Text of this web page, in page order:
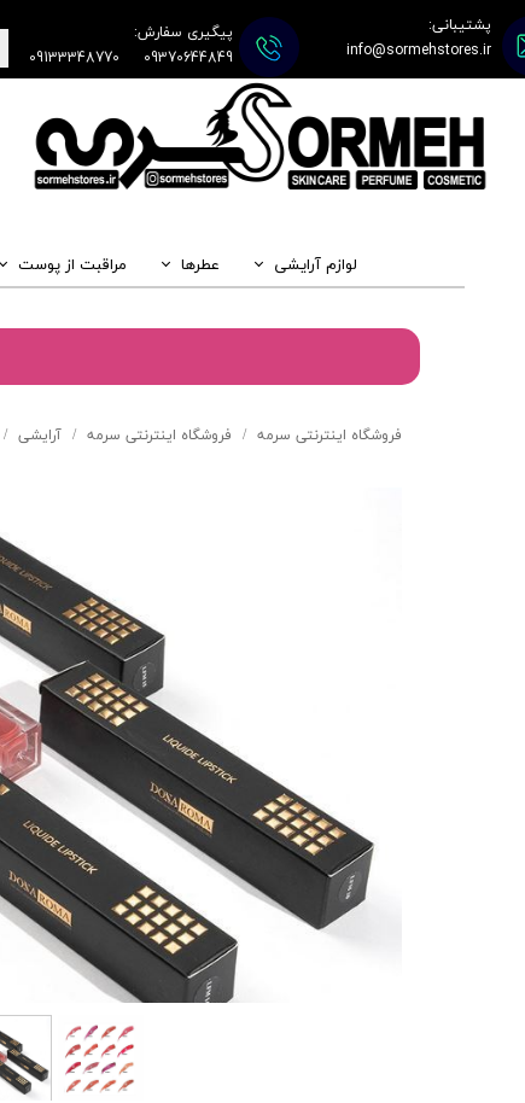
پشتیبانی:
info@sormehstores.ir
پیگیری سفارش:
09370644849
09133348770
لوازم آرایشی عطرها مراقبت از پوست
فروشگاه اینترنتی سرمه فروشگاه اینترنتی سرمه آرایشی